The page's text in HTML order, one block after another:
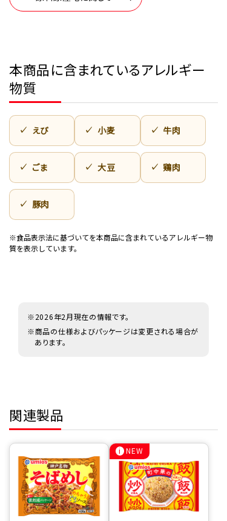
本商品に含まれているアレルギー
物質
えび 小麦 牛肉
ごま 大豆 鶏肉
豚肉
※食品表示法に基づいてを本商品に含まれているアレルギー物
質を表示しています。
※2026年2月現在の情報です。
※商品の仕様およびパッケージは変更される場合が
あります。
関連製品
NEW